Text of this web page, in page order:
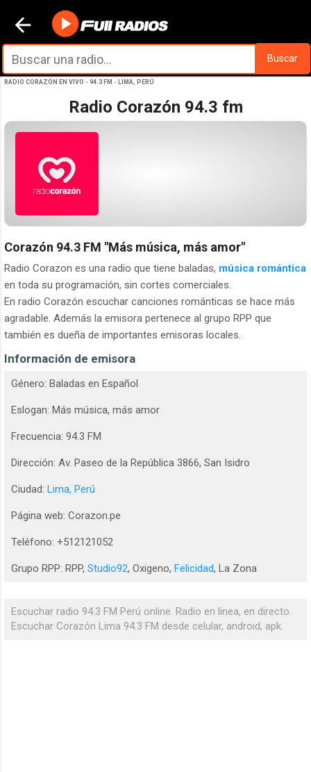
Ir al contenido principal
Buscar
RADIO CORAZÓN EN VIVO - 94.3 FM - LIMA, PERÚ
Radio Corazón 94.3 fm
Corazón 94.3 FM "Más música, más amor"
Radio Corazon es una radio que tiene baladas, música romántica
en toda su programación, sin cortes comerciales.
En radio Corazón escuchar canciones románticas se hace más
agradable. Además la emisora pertenece al grupo RPP que
también es dueña de importantes emisoras locales.
Información de emisora
Género: Baladas en Español
Eslogan: Más música, más amor
Frecuencia: 94.3 FM
Dirección: Av. Paseo de la República 3866, San Isidro
Ciudad: Lima, Perú
Página web: Corazon.pe
Teléfono: +512121052
Grupo RPP: RPP, Studio92, Oxigeno, Felicidad, La Zona
Escuchar radio 94.3 FM Perú online. Radio en linea, en directo.
Escuchar Corazón Lima 94.3 FM desde celular, android, apk.